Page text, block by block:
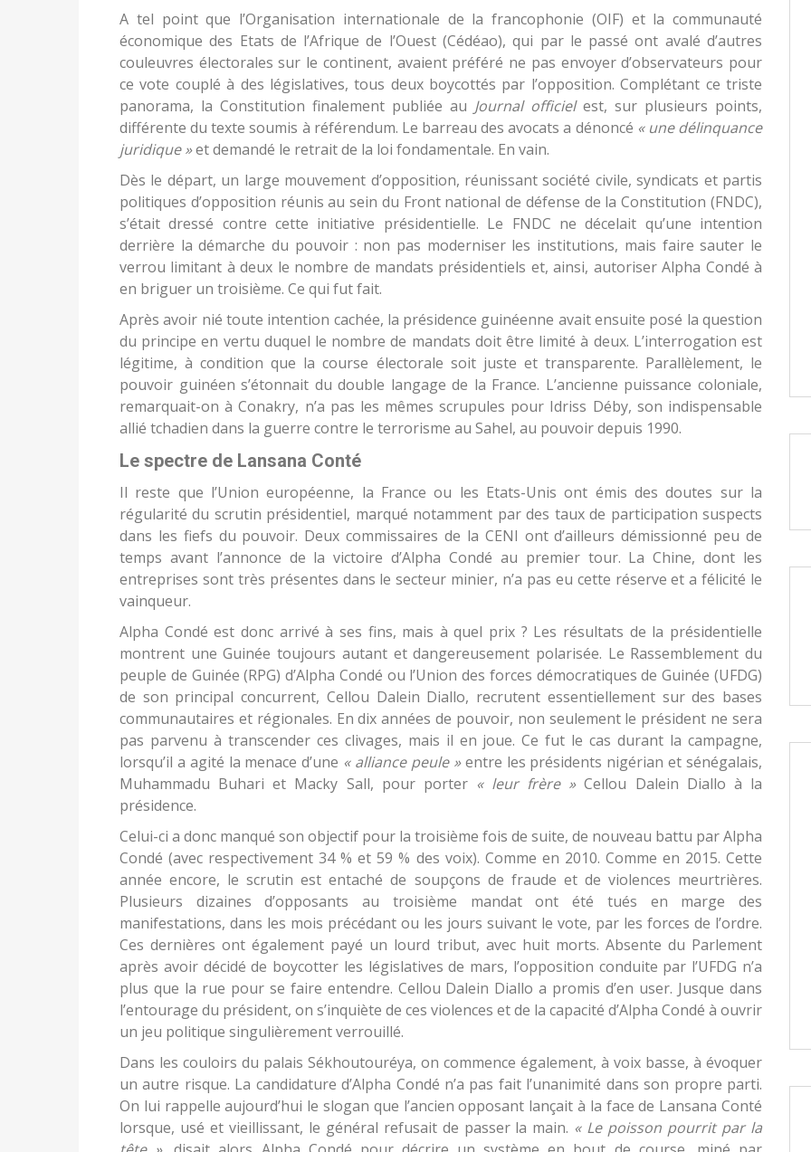
A tel point que l’Organisation internationale de la francophonie (OIF) et la communauté
économique des Etats de l’Afrique de l’Ouest (Cédéao), qui par le passé ont avalé d’autres
couleuvres électorales sur le continent, avaient préféré ne pas envoyer d’observateurs pour
ce vote couplé à des législatives, tous deux boycottés par l’opposition. Complétant ce triste
panorama, la Constitution finalement publiée au Journal officielest, sur plusieurs points,
différente du texte soumis à référendum. Le barreau des avocats a dénoncé « une délinquance
juridique »et demandé le retrait de la loi fondamentale. En vain.
Dès le départ, un large mouvement d’opposition, réunissant société civile, syndicats et partis
politiques d’opposition réunis au sein du Front national de défense de la Constitution (FNDC),
s’était dressé contre cette initiative présidentielle. Le FNDC ne décelait qu’une intention
derrière la démarche du pouvoir : non pas moderniser les institutions, mais faire sauter le
verrou limitant à deux le nombre de mandats présidentiels et, ainsi, autoriser Alpha Condé à
en briguer un troisième. Ce qui fut fait.
Après avoir nié toute intention cachée, la présidence guinéenne avait ensuite posé la question
du principe en vertu duquel le nombre de mandats doit être limité à deux. L’interrogation est
légitime, à condition que la course électorale soit juste et transparente. Parallèlement, le
pouvoir guinéen s’étonnait du double langage de la France. L’ancienne puissance coloniale,
remarquait-on à Conakry, n’a pas les mêmes scrupules pour Idriss Déby, son indispensable
allié tchadien dans la guerre contre le terrorisme au Sahel, au pouvoir depuis 1990.
Le spectre de Lansana Conté
Il reste que l’Union européenne, la France ou les Etats-Unis ont émis des doutes sur la
régularité du scrutin présidentiel, marqué notamment par des taux de participation suspects
dans les fiefs du pouvoir. Deux commissaires de la CENI ont d’ailleurs démissionné peu de
temps avant l’annonce de la victoire d’Alpha Condé au premier tour. La Chine, dont les
entreprises sont très présentes dans le secteur minier, n’a pas eu cette réserve et a félicité le
vainqueur.
Alpha Condé est donc arrivé à ses fins, mais à quel prix ? Les résultats de la présidentielle
montrent une Guinée toujours autant et dangereusement polarisée. Le Rassemblement du
peuple de Guinée (RPG) d’Alpha Condé ou l’Union des forces démocratiques de Guinée (UFDG)
de son principal concurrent, Cellou Dalein Diallo, recrutent essentiellement sur des bases
communautaires et régionales. En dix années de pouvoir, non seulement le président ne sera
pas parvenu à transcender ces clivages, mais il en joue. Ce fut le cas durant la campagne,
lorsqu’il a agité la menace d’une « alliance peule »entre les présidents nigérian et sénégalais,
Muhammadu Buhari et Macky Sall, pour porter « leur frère »Cellou Dalein Diallo à la
présidence.
Celui-ci a donc manqué son objectif pour la troisième fois de suite, de nouveau battu par Alpha
Condé (avec respectivement 34 % et 59 % des voix). Comme en 2010. Comme en 2015. Cette
année encore, le scrutin est entaché de soupçons de fraude et de violences meurtrières.
Plusieurs dizaines d’opposants au troisième mandat ont été tués en marge des
manifestations, dans les mois précédant ou les jours suivant le vote, par les forces de l’ordre.
Ces dernières ont également payé un lourd tribut, avec huit morts. Absente du Parlement
après avoir décidé de boycotter les législatives de mars, l’opposition conduite par l’UFDG n’a
plus que la rue pour se faire entendre. Cellou Dalein Diallo a promis d’en user. Jusque dans
l’entourage du président, on s’inquiète de ces violences et de la capacité d’Alpha Condé à ouvrir
un jeu politique singulièrement verrouillé.
Dans les couloirs du palais Sékhoutouréya, on commence également, à voix basse, à évoquer
un autre risque. La candidature d’Alpha Condé n’a pas fait l’unanimité dans son propre parti.
On lui rappelle aujourd’hui le slogan que l’ancien opposant lançait à la face de Lansana Conté
lorsque, usé et vieillissant, le général refusait de passer la main. « Le poisson pourrit par la